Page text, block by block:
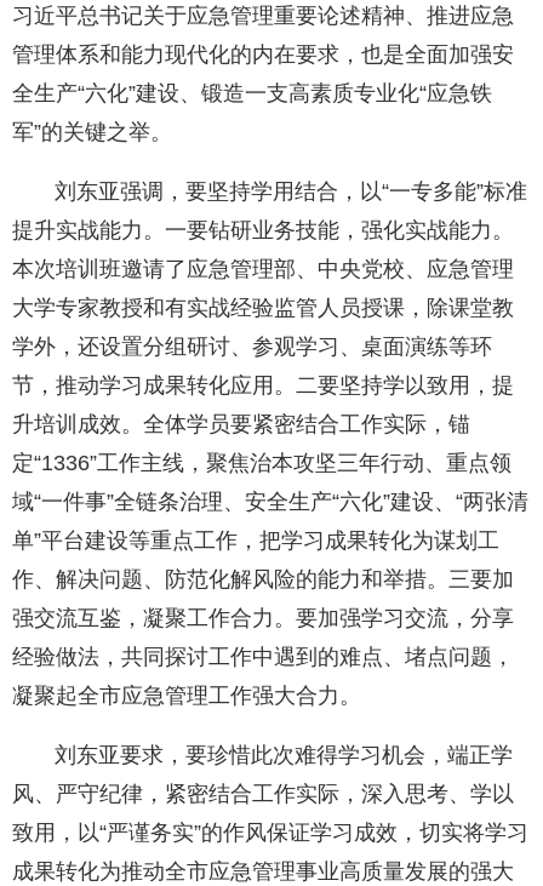
习近平总书记关于应急管理重要论述精神、推进应急
管理体系和能力现代化的内在要求，也是全面加强安
全生产“六化”建设、锻造一支高素质专业化“应急铁
军”的关键之举。
刘东亚强调，要坚持学用结合，以“一专多能”标准
提升实战能力。一要钻研业务技能，强化实战能力。
本次培训班邀请了应急管理部、中央党校、应急管理
大学专家教授和有实战经验监管人员授课，除课堂教
学外，还设置分组研讨、参观学习、桌面演练等环
节，推动学习成果转化应用。二要坚持学以致用，提
升培训成效。全体学员要紧密结合工作实际，锚
定“1336”工作主线，聚焦治本攻坚三年行动、重点领
域“一件事”全链条治理、安全生产“六化”建设、“两张清
单”平台建设等重点工作，把学习成果转化为谋划工
作、解决问题、防范化解风险的能力和举措。三要加
强交流互鉴，凝聚工作合力。要加强学习交流，分享
经验做法，共同探讨工作中遇到的难点、堵点问题，
凝聚起全市应急管理工作强大合力。
刘东亚要求，要珍惜此次难得学习机会，端正学
风、严守纪律，紧密结合工作实际，深入思考、学以
致用，以“严谨务实”的作风保证学习成效，切实将学习
成果转化为推动全市应急管理事业高质量发展的强大